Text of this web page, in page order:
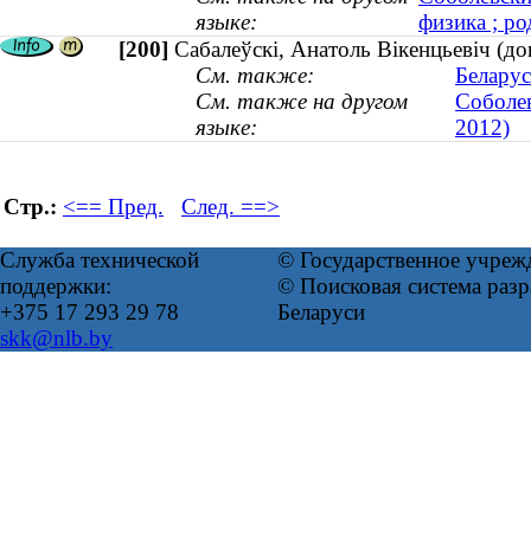
языке:
физика ;
[200] Сабалеўскі, Анатоль Вікенцьевіч
См. также:
См. также на другом
языке:
2012)
Стр.: <== Пред. След. ==>
Служба технической
поддержки:
+375 17 293 29 78
skk@nlb.by
© Государственное
© Поисковая система
Беларуси